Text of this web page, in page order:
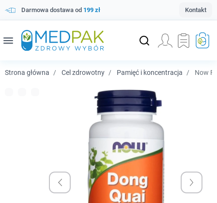
Darmowa dostawa od 199 zł Kontakt
menu
Strona główna Cel zdrowotny Pamięć i koncentracja Now